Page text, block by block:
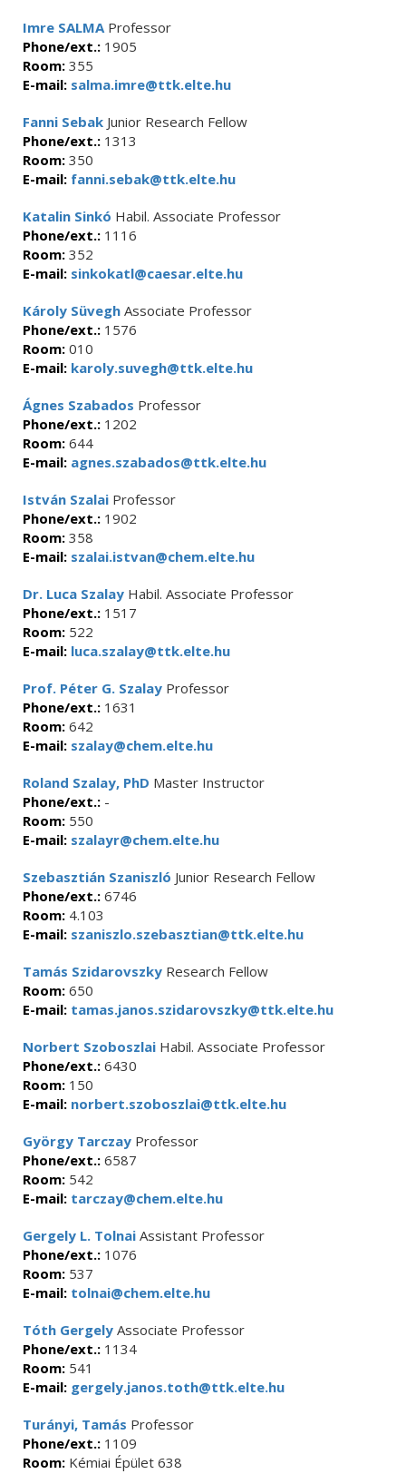
Imre SALMAProfessor
Phone/ext.: 1905
Room: 355
E-mail: salma.imre@ttk.elte.hu
Fanni Sebak Junior Research Fellow
Phone/ext.: 1313
Room: 350
E-mail: fanni.sebak@ttk.elte.hu
Katalin Sinkó Habil. Associate Professor
Phone/ext.: 1116
Room: 352
E-mail: sinkokatl@caesar.elte.hu
Károly Süvegh Associate Professor
Phone/ext.: 1576
Room: 010
E-mail: karoly.suvegh@ttk.elte.hu
Ágnes Szabados Professor
Phone/ext.: 1202
Room: 644
E-mail: agnes.szabados@ttk.elte.hu
István Szalai Professor
Phone/ext.: 1902
Room: 358
E-mail: szalai.istvan@chem.elte.hu
Dr. Luca Szalay Habil. Associate Professor
Phone/ext.: 1517
Room: 522
E-mail: luca.szalay@ttk.elte.hu
Prof. Péter G. Szalay Professor
Phone/ext.: 1631
Room: 642
E-mail: szalay@chem.elte.hu
Roland Szalay, PhD Master Instructor
Phone/ext.: -
Room: 550
E-mail: szalayr@chem.elte.hu
Szebasztián Szaniszló Junior Research Fellow
Phone/ext.: 6746
Room: 4.103
E-mail: szaniszlo.szebasztian@ttk.elte.hu
Tamás Szidarovszky Research Fellow
Room: 650
E-mail: tamas.janos.szidarovszky@ttk.elte.hu
Norbert Szoboszlai Habil. Associate Professor
Phone/ext.: 6430
Room: 150
E-mail: norbert.szoboszlai@ttk.elte.hu
György Tarczay Professor
Phone/ext.: 6587
Room: 542
E-mail: tarczay@chem.elte.hu
Gergely L. Tolnai Assistant Professor
Phone/ext.: 1076
Room: 537
E-mail: tolnai@chem.elte.hu
Tóth Gergely Associate Professor
Phone/ext.: 1134
Room: 541
E-mail: gergely.janos.toth@ttk.elte.hu
Turányi, Tamás Professor
Phone/ext.: 1109
Room: Kémiai Épület 638